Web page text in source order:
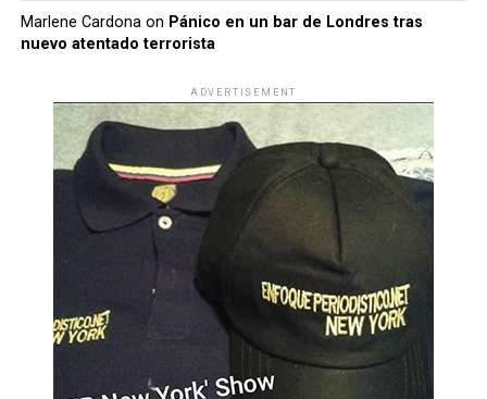
Marlene Cardonaon Pánico en un bar de Londres tras
nuevo atentado terrorista
ADVERTISEMENT